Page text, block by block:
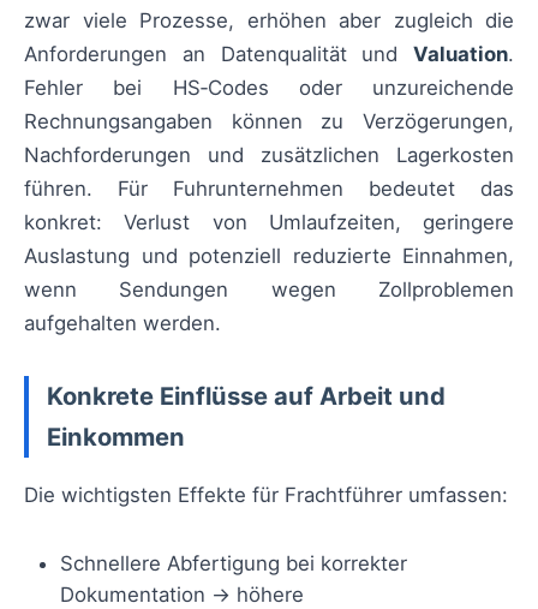
zwar viele Prozesse, erhöhen aber zugleich die
Anforderungen an Datenqualität und Valuation.
Fehler bei HS‑Codes oder unzureichende
Rechnungsangaben können zu Verzögerungen,
Nachforderungen und zusätzlichen Lagerkosten
führen. Für Fuhrunternehmen bedeutet das
konkret: Verlust von Umlaufzeiten, geringere
Auslastung und potenziell reduzierte Einnahmen,
wenn Sendungen wegen Zollproblemen
aufgehalten werden.
Konkrete Einflüsse auf Arbeit und
Einkommen
Die wichtigsten Effekte für Frachtführer umfassen:
Schnellere Abfertigung bei korrekter
Dokumentation → höhere